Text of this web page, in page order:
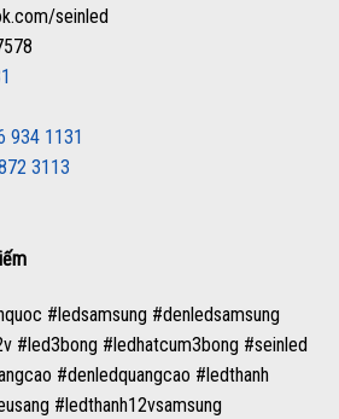
seinled
934 1131
3113
#ledsamsung #denledsamsung
#led3bong #ledhatcum3bong #seinled
#denledquangcao #ledthanh
#ledthanh12vsamsung